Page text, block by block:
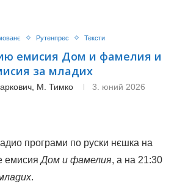
Рутенпрес Тексти
емисия Дом и фамелия и
за младих
М. Тимко 3. юний 2026
програми по руски нєшка на
емисияДом и фамелия, а на 21:30
.